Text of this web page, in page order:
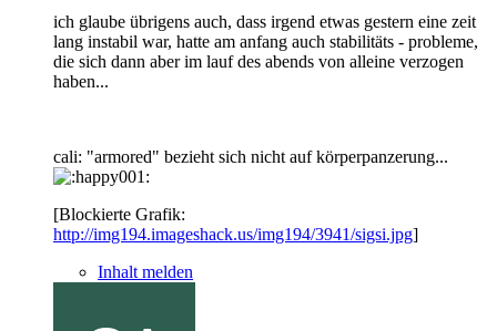
ich glaube übrigens auch, dass irgend etwas gestern eine zeit
lang instabil war, hatte am anfang auch stabilitäts - probleme,
die sich dann aber im lauf des abends von alleine verzogen
haben...
cali: "armored" bezieht sich nicht auf körperpanzerung...
[Blockierte Grafik:
http://img194.imageshack.us/img194/3941/sigsi.jpg]
Inhalt melden